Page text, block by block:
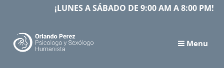
content
¡LUNES A SÁBADO DE 9:00 AM A 8:00 PM!
Menu